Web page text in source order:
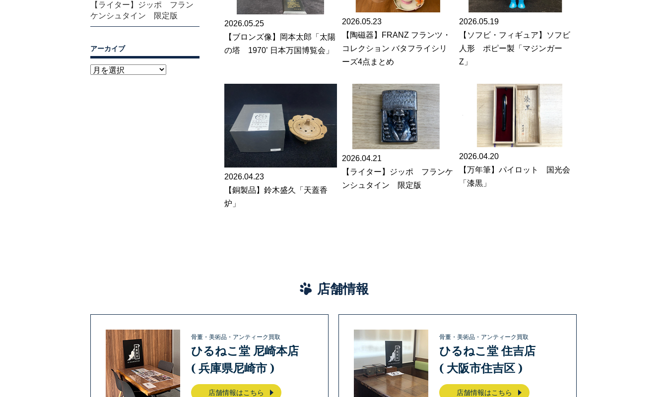
2026.05.25
【ブロンズ像】岡本太郎「太陽
の塔 1970’ 日本万国博覧会」
2026.05.23
【陶磁器】FRANZ フランツ・
コレクション バタフライシリ
ーズ4点まとめ
2026.05.19
【ソフビ・フィギュア】ソフビ
人形 ポピー製「マジンガー
Z」
2026.04.23
【銅製品】鈴木盛久「天蓋香
炉」
2026.04.21
【ライター】ジッポ フランケ
ンシュタイン 限定版
2026.04.20
【万年筆】パイロット 国光会
「漆黒」
【ライター】ジッポ フラン
ケンシュタイン 限定版
アーカイブ
店舗情報
骨董・美術品・アンティーク買取
ひるねこ堂 尼崎本店
( 兵庫県尼崎市 )
店舗情報はこちら
骨董・美術品・アンティーク買取
ひるねこ堂 住吉店
( 大阪市住吉区 )
店舗情報はこちら